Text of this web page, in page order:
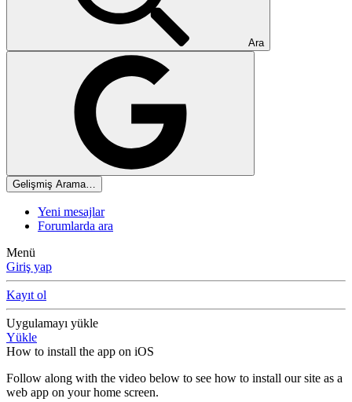
Ara
Gelişmiş Arama…
Yeni mesajlar
Forumlarda ara
Menü
Giriş yap
Kayıt ol
Uygulamayı yükle
Yükle
How to install the app on iOS
Follow along with the video below to see how to install our site as a
web app on your home screen.